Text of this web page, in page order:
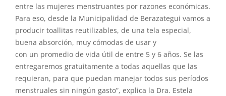
entre las mujeres menstruantes por razones económicas.
Para eso, desde la Municipalidad de Berazategui vamos a
producir toallitas reutilizables, de una tela especial,
buena absorción, muy cómodas de usar y
con un promedio de vida útil de entre 5 y 6 años. Se las
entregaremos gratuitamente a todas aquellas que las
requieran, para que puedan manejar todos sus períodos
menstruales sin ningún gasto”, explica la Dra. Estela